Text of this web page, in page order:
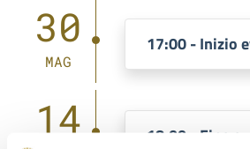
30
MAG
17:00 - Inizio
14 18:00 - Fine